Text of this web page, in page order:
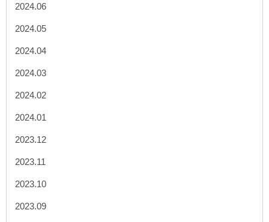
2024.06
2024.05
2024.04
2024.03
2024.02
2024.01
2023.12
2023.11
2023.10
2023.09